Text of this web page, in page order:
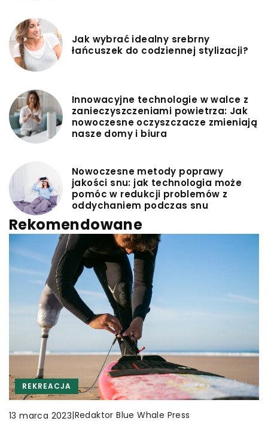
Jak wybrać idealny srebrny
łańcuszek do codziennej stylizacji?
Innowacyjne technologie w walce z
zanieczyszczeniami powietrza: Jak
nowoczesne oczyszczacze zmieniają
nasze domy i biura
Nowoczesne metody poprawy
jakości snu: jak technologia może
pomóc w redukcji problemów z
oddychaniem podczas snu
Rekomendowane
CZAS WOLNY RĘKODZIEŁO
23 marca 2024|Redaktor Blue Whale Press
REKREACJA
13 marca 2023|Redaktor Blue Whale Press
INNE
7 marca 2024|Redaktor Blue Whale Press